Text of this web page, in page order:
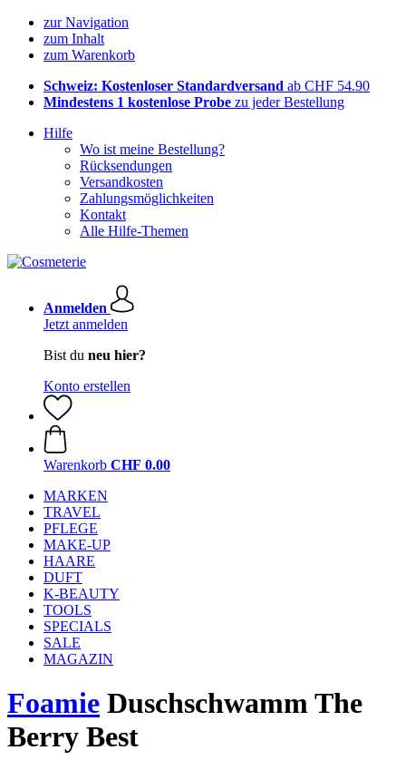
zur Navigation
zum Inhalt
zum Warenkorb
Schweiz: Kostenloser Standardversand ab CHF 54.90
Mindestens 1 kostenlose Probe zu jeder Bestellung
Hilfe
Wo ist meine Bestellung?
Rücksendungen
Versandkosten
Zahlungsmöglichkeiten
Kontakt
Alle Hilfe-Themen
Anmelden
Jetzt anmelden
Bist du neu hier?
Konto erstellen
Warenkorb CHF 0.00
MARKEN
TRAVEL
PFLEGE
MAKE-UP
HAARE
DUFT
K-BEAUTY
TOOLS
SPECIALS
SALE
MAGAZIN
Foamie Duschschwamm The
Berry Best